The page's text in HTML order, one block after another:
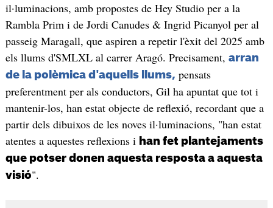
il·luminacions, amb propostes de Hey Studio per a la
Rambla Prim i de Jordi Canudes & Ingrid Picanyol per al
passeig Maragall, que aspiren a repetir l'èxit del 2025 amb
els llums d'SMLXL al carrer Aragó. Precisament, arran
de la polèmica d'aquells llums, pensats
preferentment per als conductors, Gil ha apuntat que tot i
mantenir-los, han estat objecte de reflexió, recordant que a
partir dels dibuixos de les noves il·luminacions, "han estat
atentes a aquestes reflexions i han fet plantejaments
que potser donen aquesta resposta a aquesta
visió".